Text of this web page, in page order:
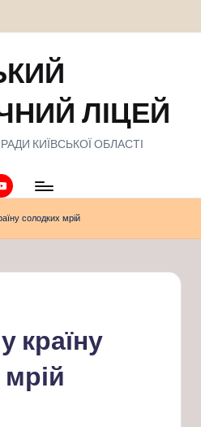
ЛІЦЕЙ
КИЇВСЬКОЇ ОБЛАСТІ
солодких мрій
країну